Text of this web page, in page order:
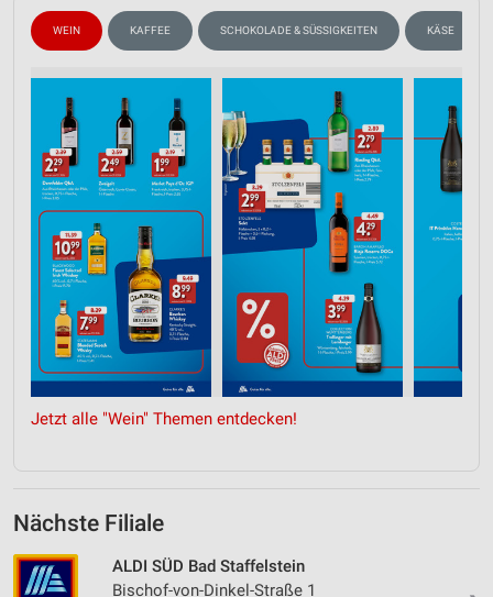
WEIN KAFFEE SCHOKOLADE & SÜSSIGKEITEN KÄSE
Jetzt alle "Wein" Themen entdecken!
Nächste Filiale
ALDI SÜD Bad Staffelstein
Bischof-von-Dinkel-Straße 1